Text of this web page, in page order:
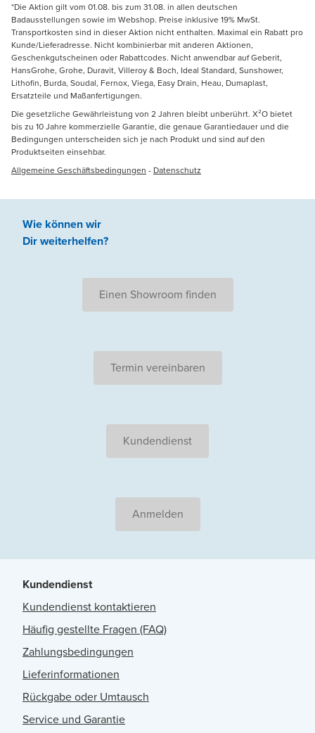
*Die Aktion gilt vom 01.08. bis zum 31.08. in allen deutschen
Badausstellungen sowie im Webshop. Preise inklusive 19% MwSt.
Transportkosten sind in dieser Aktion nicht enthalten. Maximal ein Rabatt pro
Kunde/Lieferadresse. Nicht kombinierbar mit anderen Aktionen,
Geschenkgutscheinen oder Rabattcodes. Nicht anwendbar auf Geberit,
HansGrohe, Grohe, Duravit, Villeroy & Boch, Ideal Standard, Sunshower,
Lithofin, Burda, Soudal, Fernox, Viega, Easy Drain, Heau, Dumaplast,
Ersatzteile und Maßanfertigungen.
Die gesetzliche Gewährleistung von 2 Jahren bleibt unberührt. X²O bietet
bis zu 10 Jahre kommerzielle Garantie, die genaue Garantiedauer und die
Bedingungen unterscheiden sich je nach Produkt und sind auf den
Produktseiten einsehbar.
Allgemeine Geschäftsbedingungen - Datenschutz
Wie können wir
Dir weiterhelfen?
Einen Showroom finden
Termin vereinbaren
Kundendienst
Anmelden
Kundendienst
Kundendienst kontaktieren
Häufig gestellte Fragen (FAQ)
Zahlungsbedingungen
Lieferinformationen
Rückgabe oder Umtausch
Service und Garantie